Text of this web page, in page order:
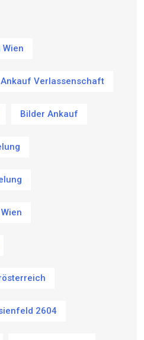
Ankauf Verlassenschaft
Bilder Ankauf
2604